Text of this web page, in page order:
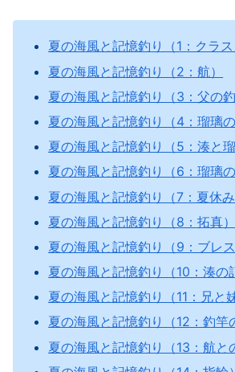
夏の海風と記憶釣り（1：クラス
夏の海風と記憶釣り（2：航）
夏の海風と記憶釣り（3：父の釣
夏の海風と記憶釣り（4：瑠璃の
夏の海風と記憶釣り（5：湊と瑠
夏の海風と記憶釣り（6：瑠璃の
夏の海風と記憶釣り（7：夏休み
夏の海風と記憶釣り（8：拓真）
夏の海風と記憶釣り（9：ブレス
夏の海風と記憶釣り（10：湊の
夏の海風と記憶釣り（11：兄と妹
夏の海風と記憶釣り（12：釣竿
夏の海風と記憶釣り（13：航と